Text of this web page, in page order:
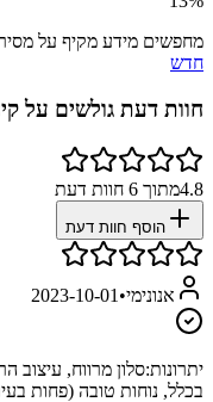
מחפשים מידע מקיף על
חדש
חוות דעת גולשים על
4.8מתוך 6 חוות דעת
הוסף חוות דעת
אנונימי•
2023-10-01
יתרונות:סלון מרווח, עיצוב
בכלל, נוחות טובה (פחות